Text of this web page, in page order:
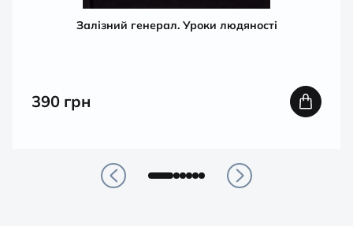
Залізний генерал. Уроки людяності
390 грн